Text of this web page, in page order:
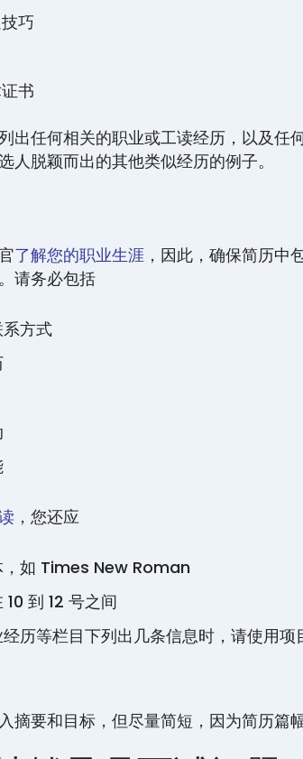
巧
书
出任何相关的职业或工读经历，以及任
人脱颖而出的其他类似经历的例子。
了解您的职业生涯 ，因此，确保简历中
请务必包括
方式
，您还应
，如 Times New Roman
到 12 号之间
历等栏目下列出几条信息时，请使用项
摘要和目标，但尽量简短，因为简历篇